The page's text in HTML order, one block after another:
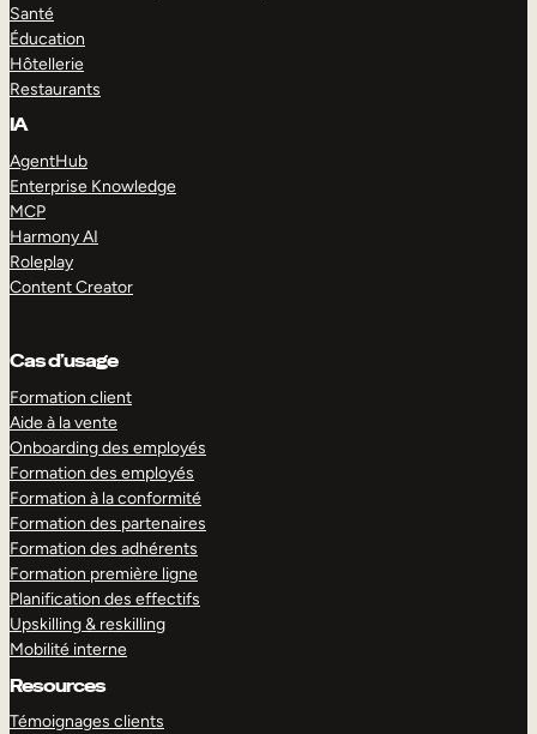
Santé
Éducation
Hôtellerie
Restaurants
IA
AgentHub
Enterprise Knowledge
MCP
Harmony AI
Roleplay
Content Creator
Cas d’usage
Formation client
Aide à la vente
Onboarding des employés
Formation des employés
Formation à la conformité
Formation des partenaires
Formation des adhérents
Formation première ligne
Planification des effectifs
Upskilling & reskilling
Mobilité interne
Resources
Témoignages clients